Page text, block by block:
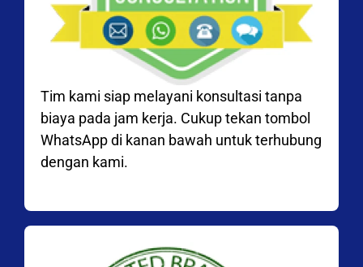
Tim kami siap melayani konsultasi tanpa
biaya pada jam kerja. Cukup tekan tombol
WhatsApp di kanan bawah untuk terhubung
dengan kami.